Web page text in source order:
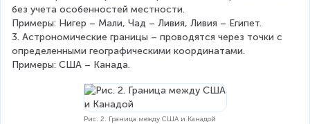
без учета особенностей местности.
Примеры: Нигер – Мали, Чад – Ливия, Ливия – Египет.
3. Астрономические границы – проводятся через точки с
определенными географическими координатами.
Примеры: США – Канада.
Рис. 2. Граница между США и Канадой